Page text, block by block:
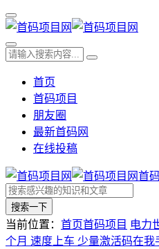
首页
首码项目
朋友圈
最新首码网
在线投稿
首
搜索一下
当前位置： 首页首码项目 电力
个月 速度上车 少量激活码在我